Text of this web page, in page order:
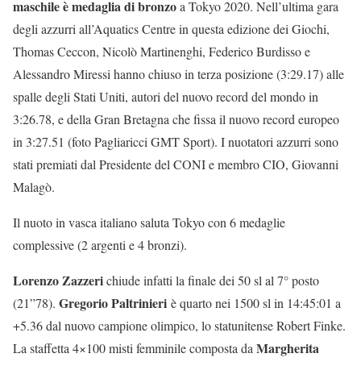
maschile è medaglia di bronzoa Tokyo 2020. Nell’ultima gara
degli azzurri all’Aquatics Centre in questa edizione dei Giochi,
Thomas Ceccon, Nicolò Martinenghi, Federico Burdisso e
Alessandro Miressi hanno chiuso in terza posizione (3:29.17) alle
spalle degli Stati Uniti, autori del nuovo record del mondo in
3:26.78, e della Gran Bretagna che fissa il nuovo record europeo
in 3:27.51 (foto Pagliaricci GMT Sport). I nuotatori azzurri sono
stati premiati dal Presidente del CONI e membro CIO, Giovanni
Malagò.
Il nuoto in vasca italiano saluta Tokyo con 6 medaglie
complessive (2 argenti e 4 bronzi).
Lorenzo Zazzerichiude infatti la finale dei 50 sl al 7° posto
(21”78). Gregorio Paltrinieri è quarto nei 1500 sl in 14:45:01 a
+5.36 dal nuovo campione olimpico, lo statunitense Robert Finke.
La staffetta 4×100 misti femminile composta da Margherita